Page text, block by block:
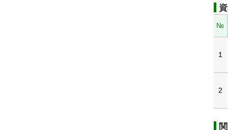
№
1
2